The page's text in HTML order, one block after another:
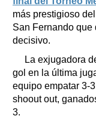
más prestigioso
San Fernando que
decisivo.
La exjugadora
gol en la última
equipo empatar 3-
shoout out,
3.